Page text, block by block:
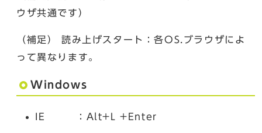
ウザ共通です）
（補足） 読み上げスタート：各OS.ブラウザによ
って異なります。
Windows
IE ：Alt+L +Enter